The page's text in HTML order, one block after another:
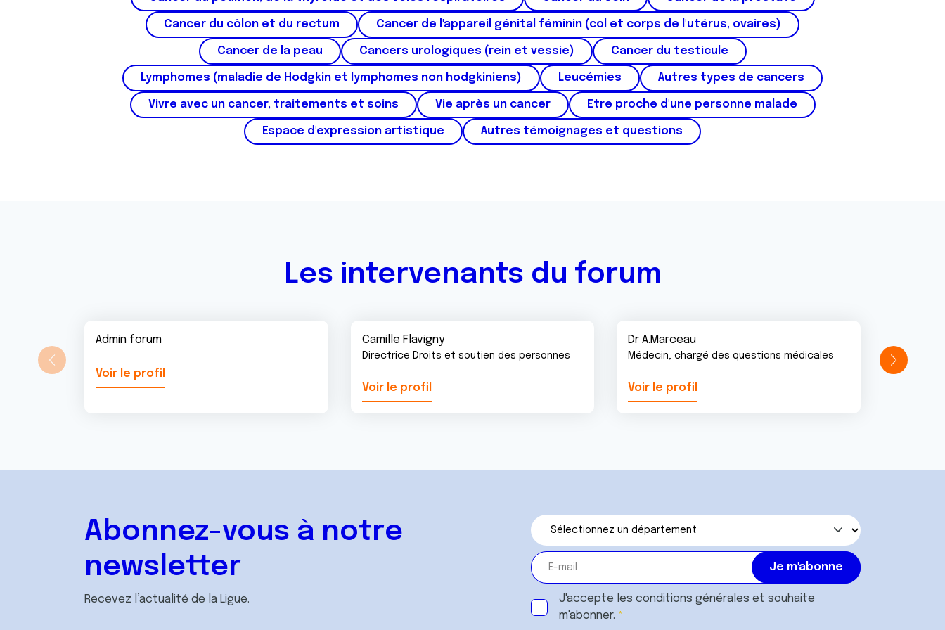
t
m
n
t
Cancer du côlon et du rectum Cancer de l'appareil génital féminin (col et corps de l'utérus, ovaires)
Cancer de la peau Cancers urologiques (rein et vessie) Cancer du testicule
Lymphomes (maladie de Hodgkin et lymphomes non hodgkiniens) Leucémies Autres types de cancers
Vivre avec un cancer, traitements et soins Vie après un cancer Etre proche d'une personne malade
Espace d'expression artistique Autres témoignages et questions
Les intervenants du forum
Admin forum
Voir le profil
Camille Flavigny
Directrice Droits et soutien des personnes
Voir le profil
Dr A.Marceau
Médecin, chargé des questions médicales
Voir le profil
Abonnez-vous à notre
newsletter
Recevez l’actualité de la Ligue. J'accepte les conditions générales et souhaite
m'abonner.